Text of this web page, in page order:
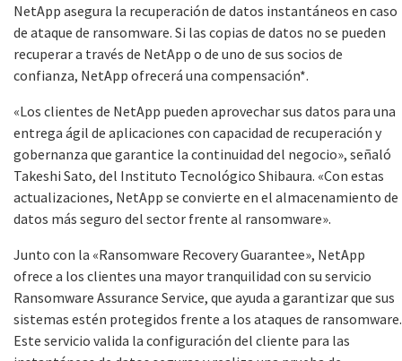
NetApp asegura la recuperación de datos instantáneos en caso
de ataque de ransomware. Si las copias de datos no se pueden
recuperar a través de NetApp o de uno de sus socios de
confianza, NetApp ofrecerá una compensación*.
«Los clientes de NetApp pueden aprovechar sus datos para una
entrega ágil de aplicaciones con capacidad de recuperación y
gobernanza que garantice la continuidad del negocio», señaló
Takeshi Sato, del Instituto Tecnológico Shibaura. «Con estas
actualizaciones, NetApp se convierte en el almacenamiento de
datos más seguro del sector frente al ransomware».
Junto con la «Ransomware Recovery Guarantee», NetApp
ofrece a los clientes una mayor tranquilidad con su servicio
Ransomware Assurance Service, que ayuda a garantizar que sus
sistemas estén protegidos frente a los ataques de ransomware.
Este servicio valida la configuración del cliente para las